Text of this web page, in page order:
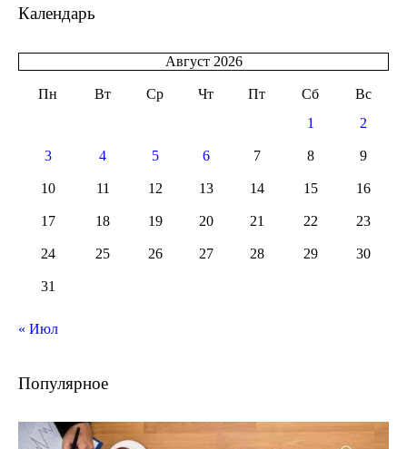
Календарь
Август 2026
Пн Вт Ср Чт Пт Сб
Вс
1
2
3 4 5 6 7 8 9
10 11 12 13 14 15 16
17 18 19 20 21 22 23
24 25 26 27 28 29 30
31
« Июл
Популярное